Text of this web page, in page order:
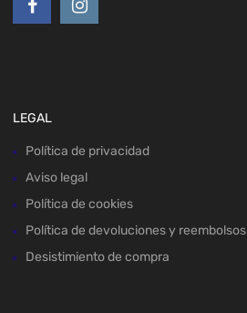
LEGAL
Política de privacidad
Aviso legal
Política de cookies
Política de devoluciones y reembolsos
Desistimiento de compra